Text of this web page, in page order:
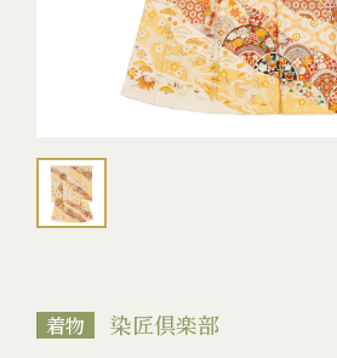
着物 染匠倶楽部